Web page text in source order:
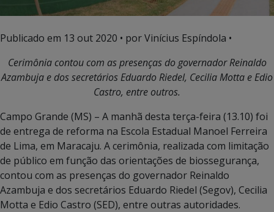
Publicado em 13 out 2020 • por Vinícius Espíndola •
Cerimônia contou com as presenças do governador Reinaldo
Azambuja e dos secretários Eduardo Riedel, Cecilia Motta e Edio
Castro, entre outros.
Campo Grande (MS) – A manhã desta terça-feira (13.10) foi
de entrega de reforma na Escola Estadual Manoel Ferreira
de Lima, em Maracaju. A cerimônia, realizada com limitação
de público em função das orientações de biossegurança,
contou com as presenças do governador Reinaldo
Azambuja e dos secretários Eduardo Riedel (Segov), Cecilia
Motta e Edio Castro (SED), entre outras autoridades.